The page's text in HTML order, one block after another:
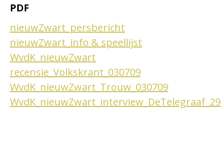
PDF
nieuwZwart_persbericht
nieuwZwart_info & speellijst
WvdK_nieuwZwart
recensie_Volkskrant_030709
WvdK_nieuwZwart_Trouw_030709